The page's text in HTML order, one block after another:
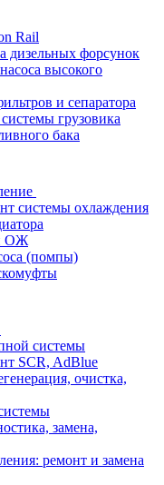
Rail
дизельных форсунок
высокого
и сепаратора
грузовика
бака
системы охлаждения
ОЖ
(помпы)
системы
SCR, AdBlue
очистка,
замена,
ремонт и замена